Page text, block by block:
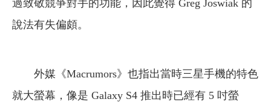
過致敬競爭對手的功能，因此覺得 Greg Joswiak 的
說法有失偏頗。
外媒《Macrumors》也指出當時三星手機的特色
就大螢幕，像是 Galaxy S4 推出時已經有 5 吋螢